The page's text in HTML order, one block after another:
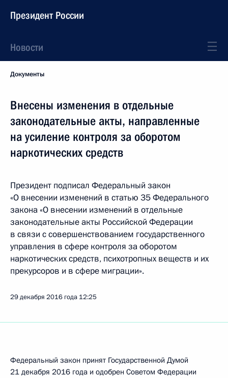
Президент России
Новости
Документы
Внесены изменения в отдельные
законодательные акты, направленные
на усиление контроля за оборотом
наркотических средств
Президент подписал Федеральный закон
«О внесении изменений в статью 35 Федерального
закона «О внесении изменений в отдельные
законодательные акты Российской Федерации
в связи с совершенствованием государственного
управления в сфере контроля за оборотом
наркотических средств, психотропных веществ и их
прекурсоров и в сфере миграции».
29 декабря 2016 года 12:25
Федеральный закон принят Государственной Думой
21 декабря 2016 года и одобрен Советом Федерации